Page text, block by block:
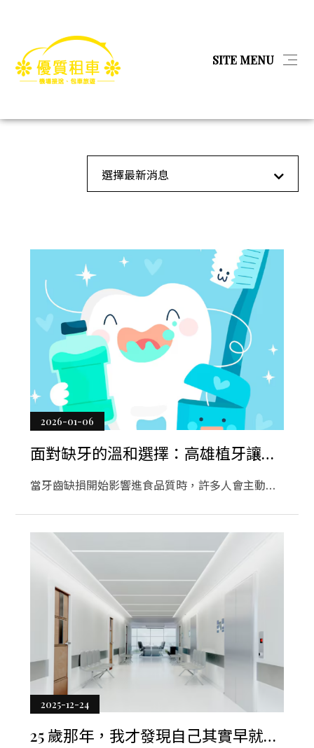
SITE MENU简体
問與答
聯絡資訊
首頁 醫療
選擇最新消息
全部消息
娛樂經紀
工業工程
服務
貸款服務
設計服務
旅遊
房地產
醫療
醫美
搬家
租車旅遊
2026-01-06
面對缺牙的溫和選擇：高雄植牙讓兩
個人的用餐時光更自在
當牙齒缺損開始影響進食品質時，許多人會主動了
出發，解析高雄植牙在位置便利與醫療溝通上的重
要性，說明高雄植牙如何幫助讀者重新建立安心
感，也提醒第一次安排高雄植牙諮詢時，應以個人
需求為中心，審慎評估最合適的牙科治療節奏。
2025-12-24
25 歲那年，我才發現自己其實早就需